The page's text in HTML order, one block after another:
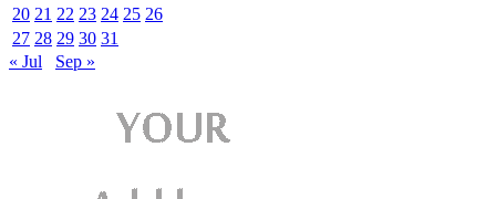
20 21 22 23 24 25 26
27 28 29 30 31
« Jul
Sep »